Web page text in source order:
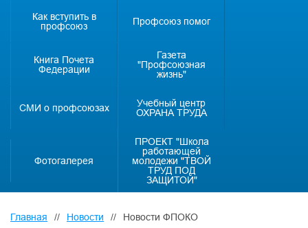
Как вступить в
профсоюз
Профсоюз помог
Книга Почета
Федерации
Газета
"Профсоюзная
жизнь"
СМИ о профсоюзах
Учебный центр
ОХРАНА ТРУДА
Фотогалерея
ПРОЕКТ "Школа
работающей
молодежи "ТВОЙ
ТРУД ПОД
ЗАЩИТОЙ"
Главная // Новости // Новости ФПОКО